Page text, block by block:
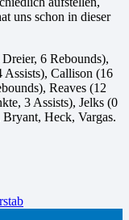
uns schon in dieser
6 Rebounds),
Assists), Callison (16
Reaves (12
3 Assists), Jelks (0
Heck, Vargas.